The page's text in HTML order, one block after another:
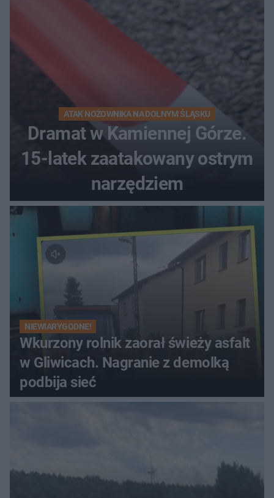
ATAK NOŻOWNIKA NA DOLNYM ŚLĄSKU
Dramat w Kamiennej Górze.
15-latek zaatakowany ostrym
narzędziem
NIEWIARYGODNE!
Wkurzony rolnik zaorał świeży asfalt
w Gliwicach. Nagranie z demolką
podbija sieć